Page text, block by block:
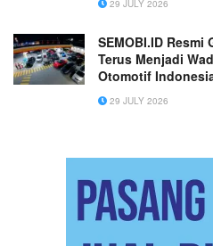
bukan gambar
website )
29 JULY 2026
SEMOBI.ID Resmi
Terus Menjadi
Otomotif
29 JULY 2026